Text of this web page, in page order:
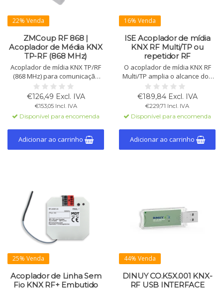
22% Venda
ZMCoup RF 868 |
Acoplador de Média KNX
TP-RF (868 MHz)
Acoplador de mídia KNX TP/RF
(868 MHz) para comunicação
sem fio. Antena interna, APDU
de 254 bytes e economia de
energia em falhas de
barramento.
€126,49 Excl. IVA
€153,05 Incl. IVA
Disponível para encomenda
Adicionar ao carrinho
16% Venda
ISE Acoplador de mídia
KNX RF Multi/TP ou
repetidor RF
O acoplador de mídia KNX RF
Multi/TP amplia o alcance dos
sistemas KNX e conecta
dispositivos KNX
perfeitamente. Suporta KNX RF
Ready e KNX RF Multi,
funcionando como repetidor
para instalações maiores.
€189,84 Excl. IVA
€229,71 Incl. IVA
Disponível para encomenda
Adicionar ao carrinho
25% Venda
Acoplador de Linha Sem
Fio KNX RF+ Embutido
44% Venda
DINUY CO.K5X.001 KNX-
RF USB INTERFACE